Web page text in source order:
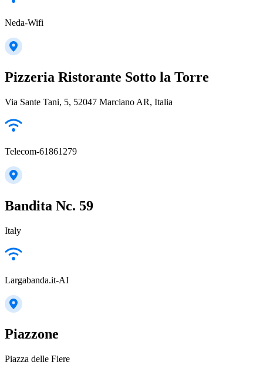
Neda-Wifi
Pizzeria Ristorante Sotto la Torre
Via Sante Tani, 5, 52047 Marciano AR, Italia
Telecom-61861279
Bandita Nc. 59
Italy
Largabanda.it-AI
Piazzone
Piazza delle Fiere